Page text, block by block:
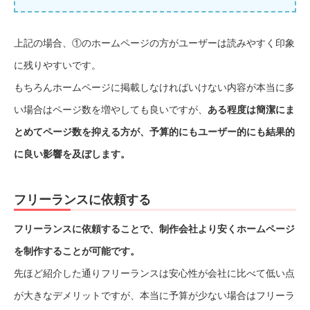
上記の場合、①のホームページの方がユーザーは読みやすく印象
に残りやすいです。
もちろんホームページに掲載しなければいけない内容が本当に多
い場合はページ数を増やしても良いですが、 ある程度は簡潔にま
とめてページ数を抑える方が、予算的にもユーザー的にも結果的
に良い影響を及ぼします。
フリーランスに依頼する
フリーランスに依頼することで、制作会社より安くホームページ
を制作することが可能です。
先ほど紹介した通りフリーランスは安心性が会社に比べて低い点
が大きなデメリットですが、本当に予算が少ない場合はフリーラ